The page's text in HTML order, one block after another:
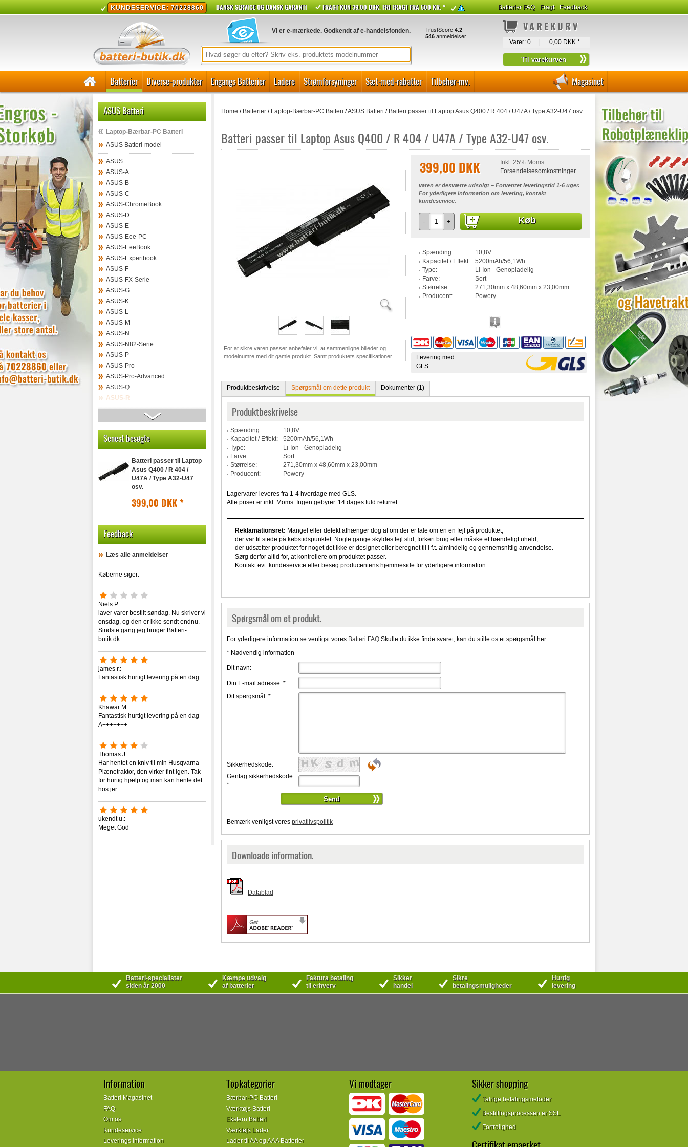
KUNDESERVICE: 70228860 DANSK SERVICE OG DANSK GARANTI FRAGT KUN 39.00 DKK. FRI FRAGT FRA 500 KR. * Batterier FAQ Fragt Feedback
Vi er e-mærkede. Godkendt af e-handelsfonden. VAREKURV
Varer: 0 0,00 DKK *
Batterier Diverse-produkter Engangs Batterier Ladere Strømforsyninger Sæt-med-rabatter Tilbehør-mv. Magasinet
ASUS Batteri
Laptop-Bærbar-PC Batteri
ASUS Batteri-model
ASUS
ASUS-A
ASUS-B
ASUS-C
ASUS-ChromeBook
ASUS-D
ASUS-E
ASUS-Eee-PC
ASUS-EeeBook
ASUS-Expertbook
ASUS-F
ASUS-FX-Serie
ASUS-G
ASUS-K
ASUS-L
ASUS-M
ASUS-N
ASUS-N82-Serie
ASUS-P
ASUS-Pro
ASUS-Pro-Advanced
ASUS-Q
ASUS-R
Asus-Rog
ASUS-T
ASUS-Taichi
ASUS-Transformer-Flip
ASUS-TUF-Gaming
ASUS-UX
ASUS-VivoBook
ASUS-VX
ASUS-Zephyrus
Senest besøgte
Batteri passer til Laptop
Asus Q400 / R 404 /
U47A / Type A32-U47
osv.
399,00 DKK*
Feedback
Læs alle anmeldelser
Køberne siger:
Niels P.:
laver varer bestilt søndag. Nu skriver vi
onsdag, og den er ikke sendt endnu.
Sindste gang jeg bruger Batteri-
butik.dk
james r.:
Fantastisk hurtigt levering på en dag
Khawar M.:
Fantastisk hurtigt levering på en dag
A+++++++
Thomas J.:
Har hentet en kniv til min Husqvarna
Plænetraktor, den virker fint igen. Tak
for hurtig hjælp og man kan hente det
hos jer.
ukendt u.:
Meget God
Home / Batterier/ Laptop-Bærbar-PC Batteri /ASUS Batteri / Batteri passer til Laptop Asus Q400 / R 404 / U47A / Type A32-U47 osv.
Batteri passer til Laptop Asus Q400 / R 404 / U47A / Type A32-U47 osv.
For at sikre varen passer anbefaler vi, at sammenligne billeder og
modelnumre med dit gamle produkt. Samt produktets specifikationer.
399,00 DKK
Inkl. 25% Moms
Forsendelsesomkostninger
varen er desværre udsolgt – Forventet leveringstid 1-6 uger.
For yderligere information om levering, kontakt
kundeservice.
- + Køb
Spænding:
10,8V
Kapacitet / Effekt:
5200mAh/56,1Wh
Type:
Li-Ion - Genopladelig
Farve:
Sort
Størrelse:
271,30mm x 48,60mm x 23,00mm
Producent:
Powery
Levering med
GLS:
Produktbeskrivelse Spørgsmål om dette produkt Dokumenter (1)
Produktbeskrivelse
Spænding:
10,8V
Kapacitet / Effekt:
5200mAh/56,1Wh
Type:
Li-Ion - Genopladelig
Farve:
Sort
Størrelse:
271,30mm x 48,60mm x 23,00mm
Producent:
Powery
Lagervarer leveres fra 1-4 hverdage med GLS.
Alle priser er inkl. Moms. Ingen gebyrer. 14 dages fuld returret.
Reklamationsret: Mangel eller defekt afhænger dog af om der er tale om en en fejl på produktet,
der var til stede på købstidspunktet. Nogle gange skyldes fejl slid, forkert brug eller måske et hændeligt uheld,
der udsætter produktet for noget det ikke er designet eller beregnet til i f.t. almindelig og gennemsnitlig anvendelse.
Sørg derfor altid for, at kontrollere om produktet passer.
Kontakt evt. kundeservice eller besøg producentens hjemmeside for yderligere information.
Spørgsmål om et produkt.
For yderligere information se venligst vores Batteri FAQSkulle du ikke finde svaret, kan du stille os et spørgsmål her.
* Nødvendig information
Dit navn:
Din E-mail adresse: *
Dit spørgsmål: *
Sikkerhedskode:
Gentag sikkerhedskode:
*
Bemærk venligst vores privatlivspolitik
Downloade information.
Datablad
Batteri-specialister
siden år 2000
Kæmpe udvalg
af batterier
Faktura betaling
til erhverv
Sikker
handel
Sikre
betalingsmuligheder
Hurtig
levering
Information
Batteri Magasinet
FAQ
Om os
Kundeservice
Leverings information
Topkategorier
Bærbar-PC Batteri
Værktøjs Batteri
Ekstern Batteri
Værktøjs Lader
Lader til AA og AAA Batterier
Vi modtager Sikker shopping
Talrige betalingsmetoder
Bestillingsprocessen er SSL
Fortrolighed